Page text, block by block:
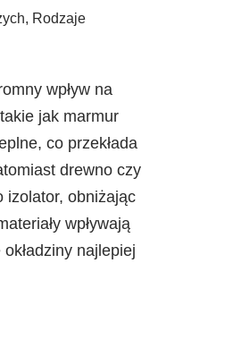
, Rodzaje
wpływ na
jak marmur
co przekłada
drewno czy
izolator, obniżając
wpływają
najlepiej